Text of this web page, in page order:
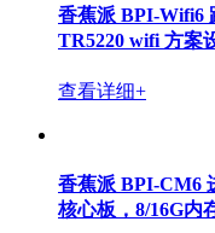
香蕉派 BPI-Wifi6
TR5220 wifi 方案
查看详细+
香蕉派 BPI-CM6
核心板，8/16G内